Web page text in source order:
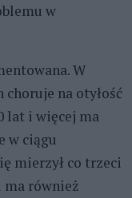
w
W
choruje na otyłość
lat i więcej ma
w ciągu
mierzył co trzeci
ma również